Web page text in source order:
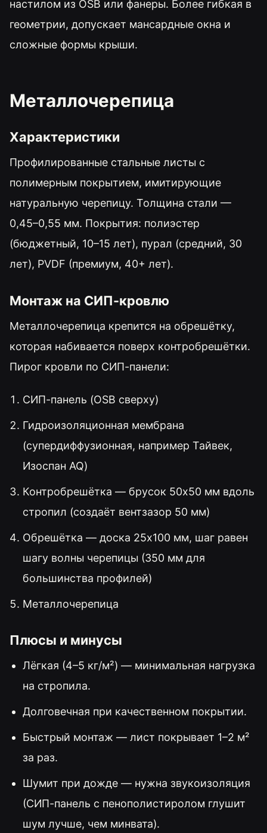
настилом из OSB или фанеры. Более гибкая в
геометрии, допускает мансардные окна и
сложные формы крыши.
Металлочерепица
Характеристики
Профилированные стальные листы с
полимерным покрытием, имитирующие
натуральную черепицу. Толщина стали —
0,45–0,55 мм. Покрытия: полиэстер
(бюджетный, 10–15 лет), пурал (средний, 30
лет), PVDF (премиум, 40+ лет).
Монтаж на СИП-кровлю
Металлочерепица крепится на обрешётку,
которая набивается поверх контробрешётки.
Пирог кровли по СИП-панели:
СИП-панель (OSB сверху)
Гидроизоляционная мембрана
(супердиффузионная, например Тайвек,
Изоспан AQ)
Контробрешётка — брусок 50x50 мм вдоль
стропил (создаёт вентзазор 50 мм)
Обрешётка — доска 25x100 мм, шаг равен
шагу волны черепицы (350 мм для
большинства профилей)
Металлочерепица
Плюсы и минусы
Лёгкая (4–5 кг/м²) — минимальная нагрузка
на стропила.
Долговечная при качественном покрытии.
Быстрый монтаж — лист покрывает 1–2 м²
за раз.
Шумит при дожде — нужна звукоизоляция
(СИП-панель с пенополистиролом глушит
шум лучше, чем минвата).